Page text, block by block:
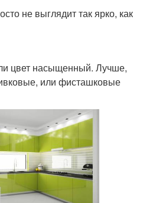
не выглядит так ярко, как
цвет насыщенный. Лучше,
или фисташковые